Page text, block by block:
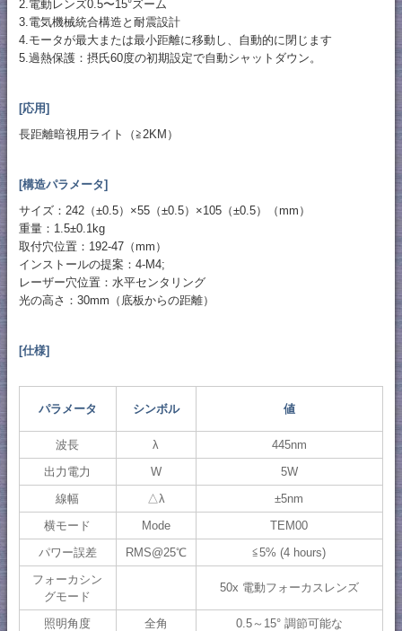
2.電動レンズ0.5〜15°ズーム
3.電気機械統合構造と耐震設計
4.モータが最大または最小距離に移動し、自動的に閉じます
5.過熱保護：摂氏60度の初期設定で自動シャットダウン。
[応用]
長距離暗視用ライト（≧2KM）
[構造パラメータ]
サイズ：242（±0.5）×55（±0.5）×105（±0.5）（mm）
重量：1.5±0.1kg
取付穴位置：192-47（mm）
インストールの提案：4-M4;
レーザー穴位置：水平センタリング
光の高さ：30mm（底板からの距離）
[仕様]
パラメータ シンボル 値
波長 λ
445nm
出力電力
W
5W
線幅
△λ
±5nm
横モード
Mode
TEM00
パワー誤差
RMS@25℃
≦5% (4 hours)
フォーカシン
グモード
50x 電動フォーカスレンズ
照明角度 全角 0.5～15° 調節可能な